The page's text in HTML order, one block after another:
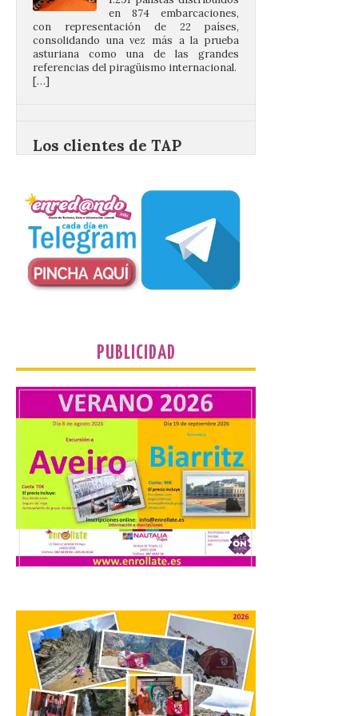
asturiana como una de las grandes
referencias del piragüismo internacional.
[…]
acumular millas con
Airbnb
La nueva alianza con
Airbnb se incorpora al
programa TAP Miles&Go:
los clientes acumularán
dos millas por cada euro
Iberia Express, 10 años
volando a Islandia y más
de 170.000 pasajeros
6 Ago 2026
Desde junio de 2016, la
aerolínea ha retomado los
vuelos con Reikiavik cada
verano. En estos 10 años,
superará los 170.000
Iberia Club amplía las
posibilidades de ganar y
utilizar Avios con el
PUBLICIDAD